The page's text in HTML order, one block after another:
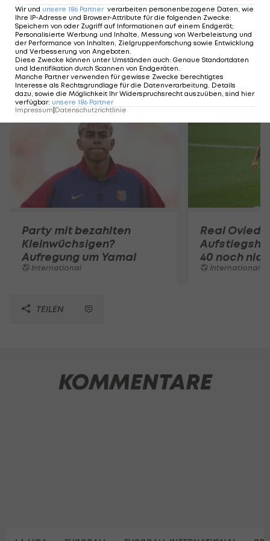
Fußball - Frauen-Bundesliga Fußball -
Mehr zum Thema
Party mit bezahlten
Kleinwüchsigen?
Aufregung um Yamal
International
Real
40 noch
International
TEILEN
KOMMENTARE
Wir und unsere 186 Partner verarbeiten personenbezogene Daten, wie
Ihre IP-Adresse und Browser-Attribute für die folgenden Zwecke:
Speichern von oder Zugriff auf Informationen auf einem Endgerät;
Personalisierte Werbung und Inhalte, Messung von Werbeleistung und
der Performance von Inhalten, Zielgruppenforschung sowie Entwicklung
und Verbesserung von Angeboten
Diese Zwecke können unter Umständen auch: Genaue Standortdaten
und Identifikation durch Scannen von Endgeräten
Manche Partner verwenden für gewisse Zwecke berechtigtes
Interesse als Rechtsgrundlage für die Datenverarbeitung. Details
dazu, sowie die Möglichkeit Ihr Widerspruchsrecht auszuüben, sind hier
verfügbar: unsere 186 Partner
Impressum|Datenschutzrichtlinie